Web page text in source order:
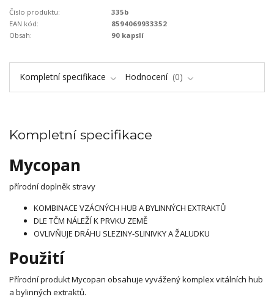
Číslo produktu:
335b
EAN kód:
8594069933352
Obsah:
90 kapslí
Kompletní specifikace Hodnocení 0
Kompletní specifikace
Mycopan
přírodní doplněk stravy
KOMBINACE VZÁCNÝCH HUB A BYLINNÝCH EXTRAKTŮ
DLE TČM NÁLEŽÍ K PRVKU ZEMĚ
OVLIVŇUJE DRÁHU SLEZINY-SLINIVKY A ŽALUDKU
Použití
Přírodní produkt Mycopan obsahuje vyvážený komplex vitálních hub
a bylinných extraktů.